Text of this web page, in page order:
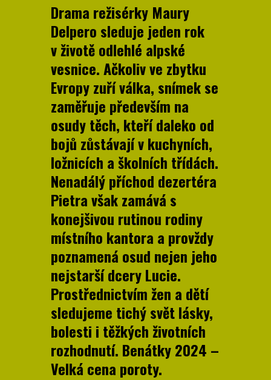
Drama režisérky Maury
Delpero sleduje jeden rok
v životě odlehlé alpské
vesnice. Ačkoliv ve zbytku
Evropy zuří válka, snímek se
zaměřuje především na
osudy těch, kteří daleko od
bojů zůstávají v kuchyních,
ložnicích a školních třídách.
Nenadálý příchod dezertéra
Pietra však zamává s
konejšivou rutinou rodiny
místního kantora a provždy
poznamená osud nejen jeho
nejstarší dcery Lucie.
Prostřednictvím žen a dětí
sledujeme tichý svět lásky,
bolesti i těžkých životních
rozhodnutí. Benátky 2024 –
Velká cena poroty.